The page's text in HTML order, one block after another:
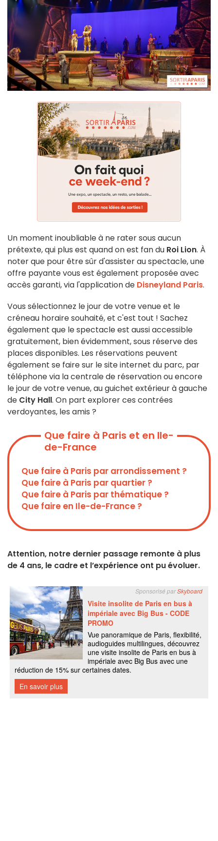
Un moment inoubliable à ne rater sous aucun
prétexte, qui plus est quand on est fan du Roi Lion. À
noter que pour être sûr d'assister au spectacle, une
offre payante vous est également proposée avec
accès garanti, via l'application de Disneyland Paris.
Vous sélectionnez le jour de votre venue et le
créneau horaire souhaité, et c'est tout ! Sachez
également que le spectacle est aussi accessible
gratuitement, bien évidemment, sous réserve des
places disponibles. Les réservations peuvent
également se faire sur le site internet du parc, par
téléphone via la centrale de réservation ou encore
le jour de votre venue,au guichet extérieur à gauche
de City Hall. On part explorer ces contrées
verdoyantes, les amis ?
Que faire à Paris et en Ile-
de-France
Que faire à Paris par arrondissement ?
Que faire à Paris par quartier ?
Que faire à Paris par thématique ?
Que faire en Ile-de-France ?
Attention, notre dernier passage remonte à plus
de 4 ans, le cadre et l’expérience ont pu évoluer.